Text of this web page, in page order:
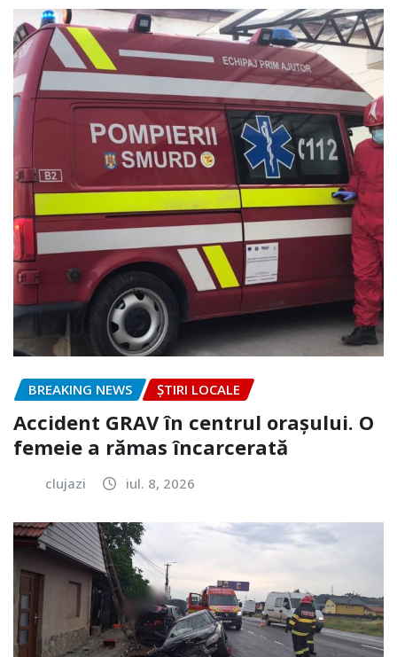
BREAKING NEWS ȘTIRI LOCALE
Accident GRAV în centrul orașului. O
femeie a rămas încarcerată
clujazi iul. 8, 2026